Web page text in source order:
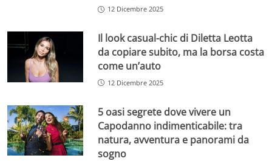
12 Dicembre 2025
Il look casual-chic di Diletta Leotta
da copiare subito, ma la borsa costa
come un’auto
12 Dicembre 2025
5 oasi segrete dove vivere un
Capodanno indimenticabile: tra
natura, avventura e panorami da
sogno